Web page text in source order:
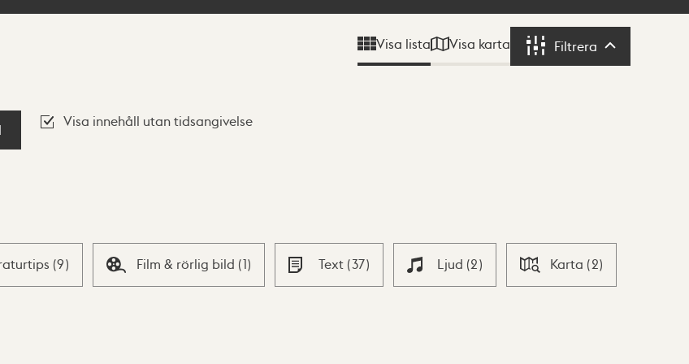
Visa lista Visa karta Filtrera Filtrera
Visa innehåll utan tidsangivelse
(9) Film & rörlig bild (1) Text (37) Ljud (2) Karta (2)